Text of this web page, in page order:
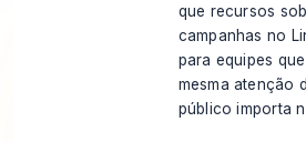
que recursos
campanhas no
para equipes
mesma atenção
público importa